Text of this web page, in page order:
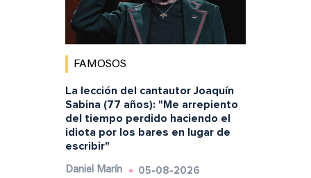
FAMOSOS
La lección del cantautor Joaquín
Sabina (77 años): "Me arrepiento
del tiempo perdido haciendo el
idiota por los bares en lugar de
escribir"
Daniel Marín 05-08-2026